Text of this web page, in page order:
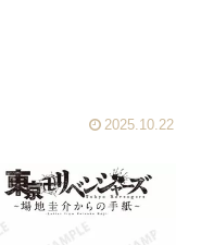
2025.10.22